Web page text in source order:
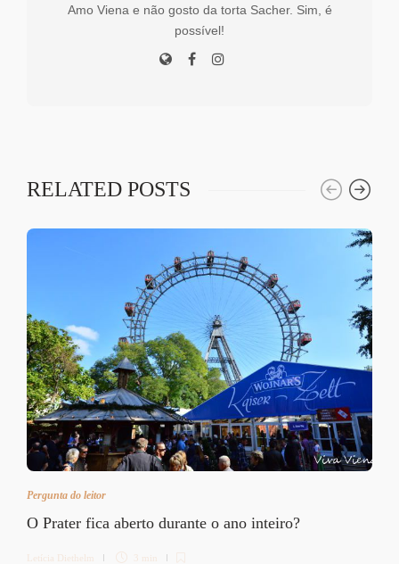
Amo Viena e não gosto da torta Sacher. Sim, é
possível!
RELATED POSTS
Pergunta do leitor
O Prater fica aberto durante o ano inteiro?
Letícia Diethelm 3 min